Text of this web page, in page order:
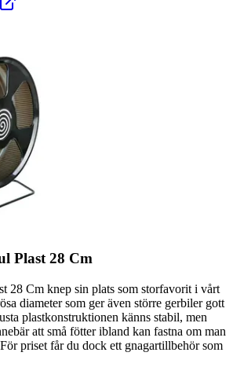
Plast 28 Cm
28 Cm knep sin plats som storfavorit i vårt
diameter som ger även större gerbiler gott
plastkonstruktionen känns stabil, men
att små fötter ibland kan fastna om man
priset får du dock ett gnagartillbehör som